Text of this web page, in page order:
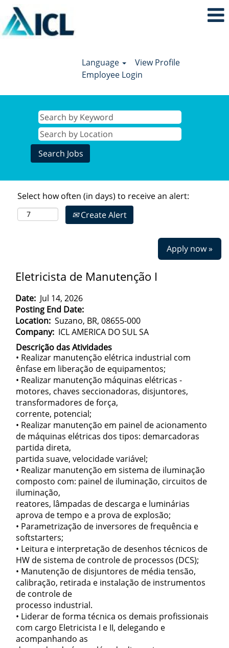
Language
View Profile
Employee Login
Select how often (in days) to receive an alert:
Create Alert
Apply now »
Eletricista de Manutenção I
Date: Jul 14, 2026
Posting End Date:
Location: Suzano, BR, 08655-000
Company: ICL AMERICA DO SUL SA
Descrição das Atividades
• Realizar manutenção elétrica industrial com
ênfase em liberação de equipamentos;
• Realizar manutenção máquinas elétricas -
motores, chaves seccionadoras, disjuntores,
transformadores de força,
corrente, potencial;
• Realizar manutenção em painel de acionamento
de máquinas elétricas dos tipos: demarcadoras
partida direta,
partida suave, velocidade variável;
• Realizar manutenção em sistema de iluminação
composto com: painel de iluminação, circuitos de
iluminação,
reatores, lâmpadas de descarga e luminárias
aprova de tempo e a prova de explosão;
• Parametrização de inversores de frequência e
softstarters;
• Leitura e interpretação de desenhos técnicos de
HW de sistema de controle de processos (DCS);
• Manutenção de disjuntores de média tensão,
calibração, retirada e instalação de instrumentos
de controle de
processo industrial.
• Liderar de forma técnica os demais profissionais
com cargo Eletricista I e II, delegando e
acompanhando as